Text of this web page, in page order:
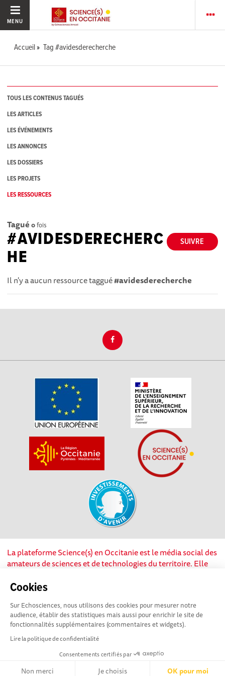
Cookies
Sur Echosciences, nous utilisons des cookies pour mesurer notre
audience, établir des statistiques mais aussi pour enrichir le site de
fonctionnalités supplémentaires (commentaires et widgets).
Lire la politique de confidentialité
Consentements certifiés par
Non merci Je choisis OK pour moi
MENU
Accueil Tag #avidesderecherche
TOUS LES CONTENUS TAGUÉS
LES ARTICLES
LES ÉVÉNEMENTS
LES ANNONCES
LES DOSSIERS
LES PROJETS
LES RESSOURCES
Tagué 0fois
SUIVRE
#AVIDESDERECHERC
HE
Il n'y a aucun ressource taggué#avidesderecherche
La plateforme Science(s) en Occitanie est le média social des
amateurs de sciences et de technologies du territoire. Elle
soutien de nombreux acteurs locaux. Ce projet est cofinancé
l’Union européenne via les fonds européen de
développement régional. Science(s) en Occitanie est une
plateforme Echosciences by Amcsti.
Mentions légales|Politique de confidentialité
Ligne éditoriale